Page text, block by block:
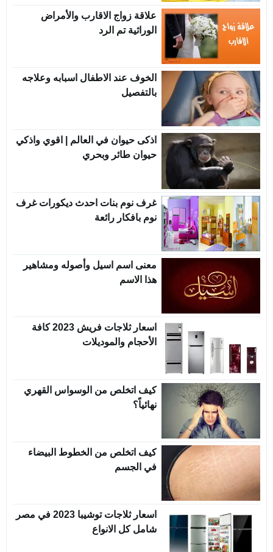
علاقة زواج الاقارب والأمراض
الوراثية تم الرد
الخوف عند الاطفال اسبابه وعلاجه
بالتفصيل
اذكى حيوان في العالم | اقوي واذكي
حيوان طائر وبحري
غرف نوم بنات احدث ديكورات غرف
نوم بافكار رائعة
معنى اسم اسيل وأصوله ومشاهير
هذا الاسم
اسعار ثلاجات فريش 2023 كافة
الأحجام والموديلات
كيف اتخلص من الوسواس القهري
نهائياً؟
كيف اتخلص من الخطوط البيضاء
في الجسم
اسعار ثلاجات توشيبا 2023 في مصر
شامل كل الانواع